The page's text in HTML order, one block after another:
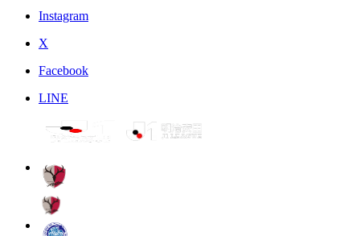
Instagram
X
Facebook
LINE